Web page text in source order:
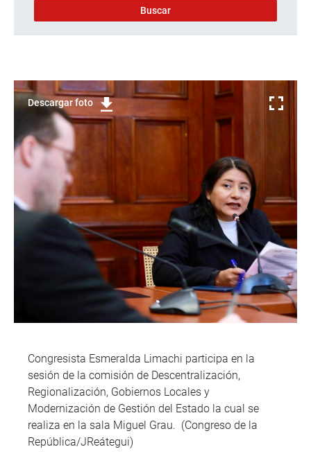
Descargar foto
Congresista Esmeralda Limachi participa en la
sesión de la comisión de Descentralización,
Regionalización, Gobiernos Locales y
Modernización de Gestión del Estado la cual se
realiza en la sala Miguel Grau. (Congreso de la
República/JReátegui)